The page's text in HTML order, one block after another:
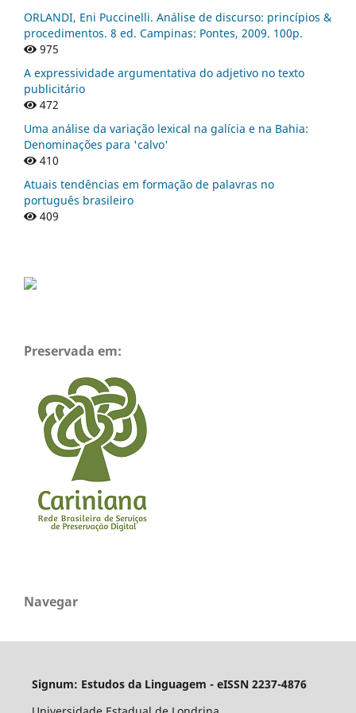
ORLANDI, Eni Puccinelli. Análise de discurso: princípios &
procedimentos. 8 ed. Campinas: Pontes, 2009. 100p.
975
A expressividade argumentativa do adjetivo no texto
publicitário
472
Uma análise da variação lexical na galícia e na Bahia:
Denominações para 'calvo'
410
Atuais tendências em formação de palavras no
português brasileiro
409
Preservada em:
Navegar
Signum: Estudos da Linguagem - eISSN 2237-4876